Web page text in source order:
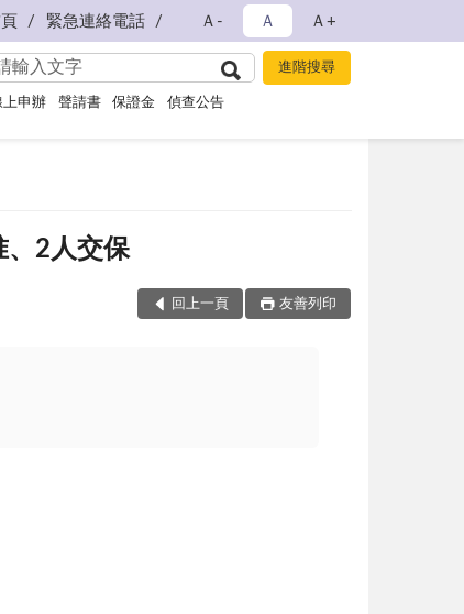
緊急連絡電話 Ａ- Ａ Ａ+
上申辦 聲請書 保證金 偵查公告
、2人交保
回上一頁 友善列印